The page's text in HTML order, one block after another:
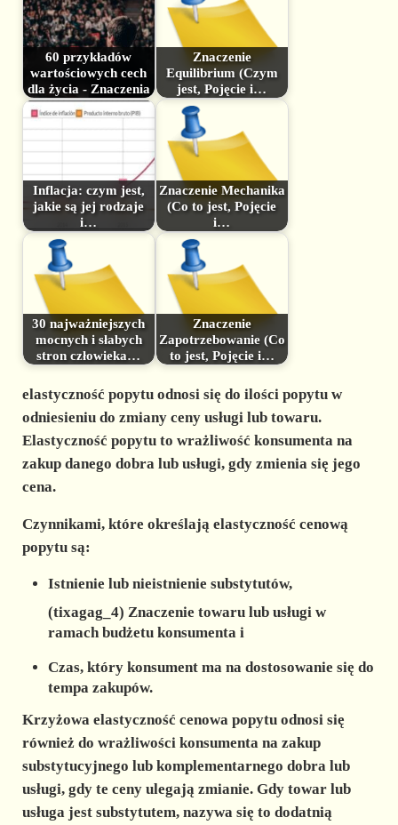
60 przykładów
wartościowych cech
dla życia - Znaczenia
Znaczenie
Equilibrium (Czym
jest, Pojęcie i…
Inflacja: czym jest,
jakie są jej rodzaje
i…
Znaczenie Mechanika
(Co to jest, Pojęcie
i…
30 najważniejszych
mocnych i słabych
stron człowieka…
Znaczenie
Zapotrzebowanie (Co
to jest, Pojęcie i…
elastyczność popytuodnosi się do ilości popytu w
odniesieniu do zmiany ceny usługi lub towaru.
Elastyczność popytu to wrażliwość konsumenta na
zakup danego dobra lub usługi, gdy zmienia się jego
cena.
Czynnikami, które określają elastyczność cenową
popytu są:
Istnienie lub nieistnienie substytutów,
(tixagag_4) Znaczenie towaru lub usługi w
ramach budżetu konsumenta i
Czas, który konsument ma na dostosowanie się do
tempa zakupów.
Krzyżowa elastyczność cenowa popytu odnosi się
również do wrażliwości konsumenta na zakup
substytucyjnego lub komplementarnego dobra lub
usługi, gdy te ceny ulegają zmianie. Gdy towar lub
usługa jest substytutem, nazywa się to dodatnią